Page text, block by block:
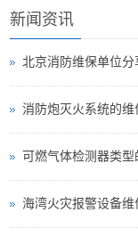
新闻资讯
北京消防维保单位
消防炮灭火系统的维
可燃气体检测器类
海湾火灾报警设备